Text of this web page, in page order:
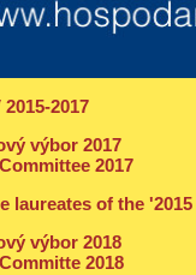
2017
výbor 2017
2017
laureates of the
výbor 2018
2018